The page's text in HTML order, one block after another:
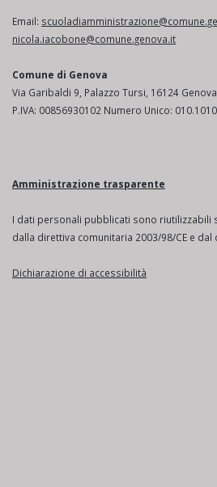
Email:
nicola.iacobone@comune.genova.it
Comune di Genova
Via Garibaldi 9, Palazzo Tursi, 16124 Genova
P.IVA: 00856930102 Numero Unico: 010.1010
Amministrazione trasparente
I dati personali pubblicati sono riutilizzabili
dalla direttiva comunitaria 2003/98/CE e dal
Dichiarazione di accessibilità